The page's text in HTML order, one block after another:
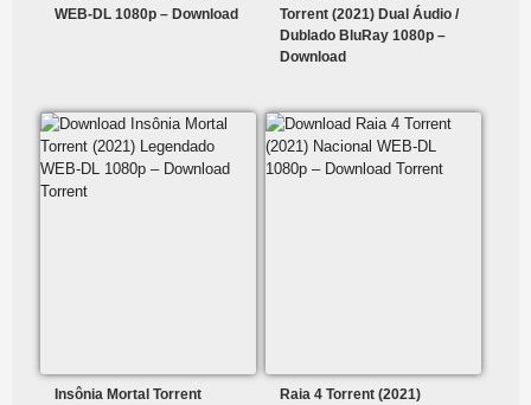
WEB-DL 1080p – Download
Torrent (2021) Dual Áudio /
Dublado BluRay 1080p –
Download
Insônia Mortal Torrent
Raia 4 Torrent (2021)